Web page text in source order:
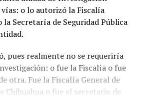
o lo autorizó la Fiscalía
la Secretaría de Seguridad Pública
pues realmente no se requeriría
o fue la Fiscalía o fue
otra. Fue la Fiscalía General de
Chihuahua o fue el secretario de